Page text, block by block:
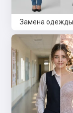
Замена